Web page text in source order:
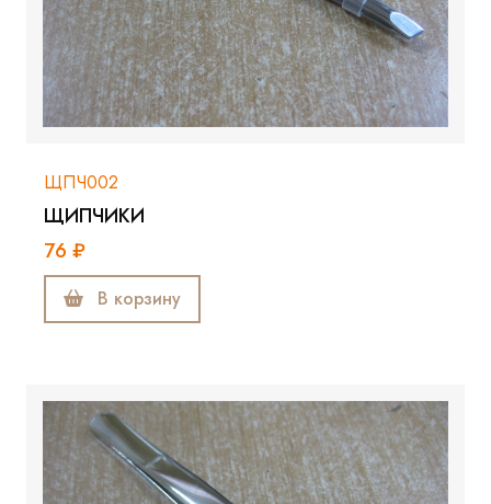
ЩПЧ002
ЩИПЧИКИ
76 ₽
В корзину